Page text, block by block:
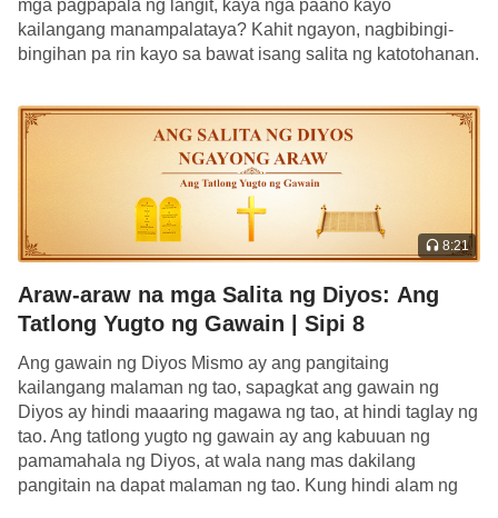
ang Kanyang awtoridad at kapangyarihan ay
pambihira, walang limitasyon, kataas-taasan sa
lahat, at tumatayo sa ibabaw ng lahat, at bukod dito,
dahil ang Kanyang awtoridad at kung ano ang
mayroon at kung ano Siya ay makakalikha ng
buhay, makakagawa ng mga himala, at
makakalikha ng lahat ng kagila-gilalas at
pambihirang minuto at segundo. Kasabay nito, kaya
Niyang pamahalaan ang buhay na Kanyang
nililikha, at hinahawakan ang kataas-taasang
kapangyarihan sa mga himala at sa bawat minuto at
segundo na Kanyang nililikha.
—Ang Salita, Vol. II. Ukol sa Pagkakilala sa Diyos. Ang
Diyos Mismo, ang Natatangi I
mga pagpapala ng langit, kaya nga paano kayo
kailangang manampalataya? Kahit ngayon, nagbibingi-
bingihan pa rin kayo sa bawat isang salita ng katotohanan.
8:21
Araw-araw na mga Salita ng Diyos: Ang
Tatlong Yugto ng Gawain | Sipi 8
Ang gawain ng Diyos Mismo ay ang pangitaing
kailangang malaman ng tao, sapagkat ang gawain ng
Diyos ay hindi maaaring magawa ng tao, at hindi taglay ng
tao. Ang tatlong yugto ng gawain ay ang kabuuan ng
pamamahala ng Diyos, at wala nang mas dakilang
pangitain na dapat malaman ng tao. Kung hindi alam ng